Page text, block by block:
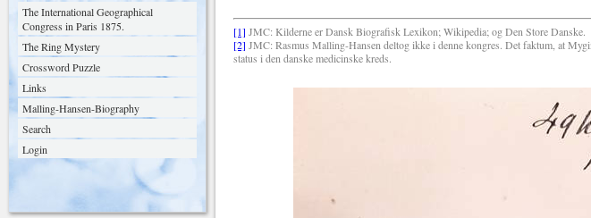
The International Geographical
Congress in Paris 1875.
The Ring Mystery
Crossword Puzzle
Links
Malling-Hansen-Biography
Search
Login
[1] JMC: Kilderne er Dansk Biografisk Lexikon; Wikipedia; og Den Store Danske.
[2] JMC: Rasmus Malling-Hansen deltog ikke i denne kongres. Det faktum, at
status i den danske medicinske kreds.